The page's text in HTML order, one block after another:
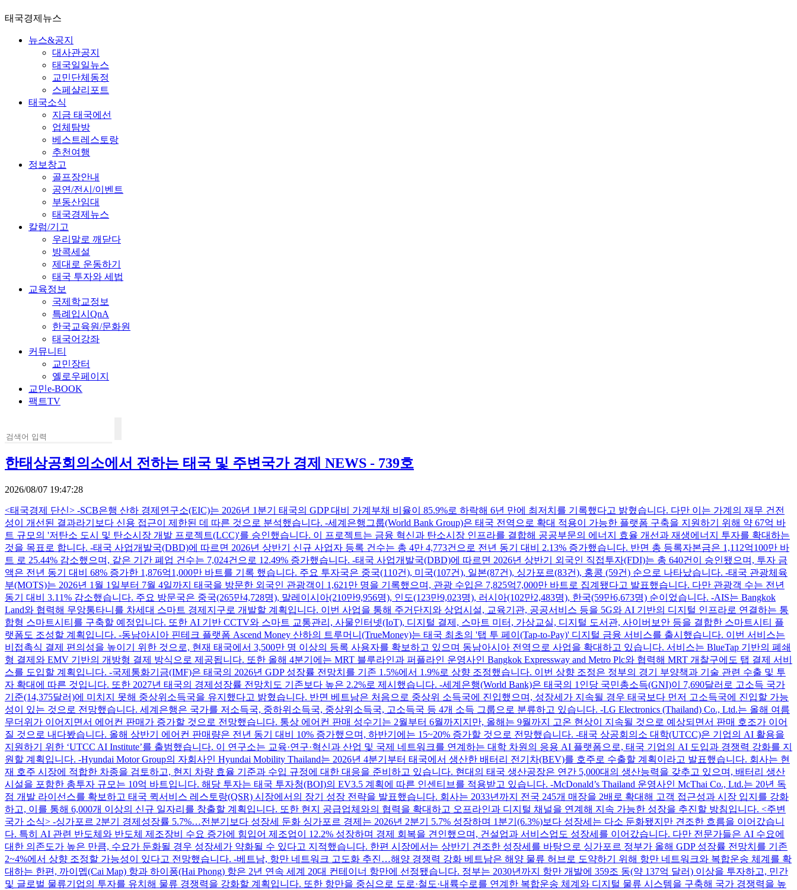
태국경제뉴스
뉴스&공지
대사관공지
태국일일뉴스
교민단체동정
스페샬리포트
태국소식
지금 태국에선
업체탐방
베스트레스토랑
추천여행
정보창고
골프장안내
공연/전시/이벤트
부동산임대
태국경제뉴스
칼럼/기고
우리말로 깨닫다
방콕세설
제대로 운동하기
태국 투자와 세법
교육정보
국제학교정보
특례입시QnA
한국교육원/문화원
태국어강좌
커뮤니티
교민장터
옐로우페이지
교민e-BOOK
팩트TV
한태상공회의소에서 전하는 태국 및 주변국가 경제 NEWS - 739호
2026/08/07 19:47:28
<태국경제 단신> -SCB은행 산하 경제연구소(EIC)는 2026년 1분기 태국의 GDP 대비 가계부채 비율이 85.9%로 하락해 6년 만에 최저치를 기록했다고 밝혔습니다. 다만 이는 가계의 재무 건전
성이 개선된 결과라기보다 신용 접근이 제한된 데 따른 것으로 분석했습니다. -세계은행그룹(World Bank Group)은 태국 전역으로 확대 적용이 가능한 플랫폼 구축을 지원하기 위해 약 67억 바
트 규모의 '저탄소 도시 및 탄소시장 개발 프로젝트(LCC)'를 승인했습니다. 이 프로젝트는 금융 혁신과 탄소시장 인프라를 결합해 공공부문의 에너지 효율 개선과 재생에너지 투자를 확대하는
것을 목표로 합니다. -태국 사업개발국(DBD)에 따르면 2026년 상반기 신규 사업자 등록 건수는 총 4만 4,773건으로 전년 동기 대비 2.13% 증가했습니다. 반면 총 등록자본금은 1,112억100만 바
트 로 25.44% 감소했으며, 같은 기간 폐업 건수는 7,024건으로 12.49% 증가했습니다. -태국 사업개발국(DBD)에 따르면 2026년 상반기 외국인 직접투자(FDI)는 총 640건이 승인됐으며, 투자 금
액은 전년 동기 대비 68% 증가한 1,876억1,000만 바트를 기록 했습니다. 주요 투자국은 중국(110건), 미국(107건), 일본(87건), 싱가포르(83건), 홍콩 (59건) 순으로 나타났습니다. -태국 관광체육
부(MOTS)는 2026년 1월 1일부터 7월 4일까지 태국을 방문한 외국인 관광객이 1,621만 명을 기록했으며, 관광 수입은 7,825억7,000만 바트로 집계됐다고 발표했습니다. 다만 관광객 수는 전년
동기 대비 3.11% 감소했습니다. 주요 방문국은 중국(265만4,728명), 말레이시아(210만9,956명), 인도(123만9,023명), 러시아(102만2,483명), 한국(59만6,673명) 순이었습니다. -AIS는 Bangkok
Land와 협력해 무앙통타니를 차세대 스마트 경제지구로 개발할 계획입니다. 이번 사업을 통해 주거단지와 상업시설, 교육기관, 공공서비스 등을 5G와 AI 기반의 디지털 인프라로 연결하는 통
합형 스마트시티를 구축할 예정입니다. 또한 AI 기반 CCTV와 스마트 교통관리, 사물인터넷(IoT), 디지털 결제, 스마트 미터, 가상교실, 디지털 도서관, 사이버보안 등을 결합한 스마트시티 플
랫폼도 조성할 계획입니다. -동남아시아 핀테크 플랫폼 Ascend Money 산하의 트루머니(TrueMoney)는 태국 최초의 '탭 투 페이(Tap-to-Pay)' 디지털 금융 서비스를 출시했습니다. 이번 서비스는
비접촉식 결제 편의성을 높이기 위한 것으로, 현재 태국에서 3,500만 명 이상의 등록 사용자를 확보하고 있으며 동남아시아 전역으로 사업을 확대하고 있습니다. 서비스는 BlueTap 기반의 폐쇄
형 결제와 EMV 기반의 개방형 결제 방식으로 제공됩니다. 또한 올해 4분기에는 MRT 블루라인과 퍼플라인 운영사인 Bangkok Expressway and Metro Plc와 협력해 MRT 개찰구에도 탭 결제 서비
스를 도입할 계획입니다. -국제통화기금(IMF)은 태국의 2026년 GDP 성장률 전망치를 기존 1.5%에서 1.9%로 상향 조정했습니다. 이번 상향 조정은 정부의 경기 부양책과 기술 관련 수출 및 투
자 확대에 따른 것입니다. 또한 2027년 태국의 경제성장률 전망치도 기존보다 높은 2.2%로 제시했습니다. -세계은행(World Bank)은 태국의 1인당 국민총소득(GNI)이 7,690달러로 고소득 국가
기준(14,375달러)에 미치지 못해 중상위소득국을 유지했다고 밝혔습니다. 반면 베트남은 처음으로 중상위 소득국에 진입했으며, 성장세가 지속될 경우 태국보다 먼저 고소득국에 진입할 가능
성이 있는 것으로 전망했습니다. 세계은행은 국가를 저소득국, 중하위소득국, 중상위소득국, 고소득국 등 4개 소득 그룹으로 분류하고 있습니다. -LG Electronics (Thailand) Co., Ltd.는 올해 여름
무더위가 이어지면서 에어컨 판매가 증가할 것으로 전망했습니다. 통상 에어컨 판매 성수기는 2월부터 6월까지지만, 올해는 9월까지 고온 현상이 지속될 것으로 예상되면서 판매 호조가 이어
질 것으로 내다봤습니다. 올해 상반기 에어컨 판매량은 전년 동기 대비 10% 증가했으며, 하반기에는 15~20% 증가할 것으로 전망했습니다. -태국 상공회의소 대학(UTCC)은 기업의 AI 활용을
지원하기 위한 ‘UTCC AI Institute’를 출범했습니다. 이 연구소는 교육·연구·혁신과 산업 및 국제 네트워크를 연계하는 대학 차원의 응용 AI 플랫폼으로, 태국 기업의 AI 도입과 경쟁력 강화를 지
원할 계획입니다. -Hyundai Motor Group의 자회사인 Hyundai Mobility Thailand는 2026년 4분기부터 태국에서 생산한 배터리 전기차(BEV)를 호주로 수출할 계획이라고 발표했습니다. 회사는 현
재 호주 시장에 적합한 차종을 검토하고, 현지 차량 효율 기준과 수입 규정에 대한 대응을 준비하고 있습니다. 현대의 태국 생산공장은 연간 5,000대의 생산능력을 갖추고 있으며, 배터리 생산
시설을 포함한 총투자 규모는 10억 바트입니다. 해당 투자는 태국 투자청(BOI)의 EV3.5 계획에 따른 인센티브를 적용받고 있습니다. -McDonald’s Thailand 운영사인 McThai Co., Ltd.는 20년 독
점 개발 라이선스를 확보하고 태국 퀵서비스 레스토랑(QSR) 시장에서의 장기 성장 전략을 발표했습니다. 회사는 2033년까지 전국 245개 매장을 2배로 확대해 고객 접근성과 시장 입지를 강화
하고, 이를 통해 6,000개 이상의 신규 일자리를 창출할 계획입니다. 또한 현지 공급업체와의 협력을 확대하고 오프라인과 디지털 채널을 연계해 지속 가능한 성장을 추진할 방침입니다. <주변
국가 소식> -싱가포르 2분기 경제성장률 5.7%…전분기보다 성장세 둔화 싱가포르 경제는 2026년 2분기 5.7% 성장하며 1분기(6.3%)보다 성장세는 다소 둔화됐지만 견조한 흐름을 이어갔습니
다. 특히 AI 관련 반도체와 반도체 제조장비 수요 증가에 힘입어 제조업이 12.2% 성장하며 경제 회복을 견인했으며, 건설업과 서비스업도 성장세를 이어갔습니다. 다만 전문가들은 AI 수요에
대한 의존도가 높은 만큼, 수요가 둔화될 경우 성장세가 약화될 수 있다고 지적했습니다. 한편 시장에서는 상반기 견조한 성장세를 바탕으로 싱가포르 정부가 올해 GDP 성장률 전망치를 기존
2~4%에서 상향 조정할 가능성이 있다고 전망했습니다. -베트남, 항만 네트워크 고도화 추진…해양 경쟁력 강화 베트남은 해양 물류 허브로 도약하기 위해 항만 네트워크와 복합운송 체계를 확
대하는 한편, 까이멥(Cai Map) 항과 하이퐁(Hai Phong) 항은 2년 연속 세계 20대 컨테이너 항만에 선정됐습니다. 정부는 2030년까지 항만 개발에 359조 동(약 137억 달러) 이상을 투자하고, 민간
및 글로벌 물류기업의 투자를 유치해 물류 경쟁력을 강화할 계획입니다. 또한 항만을 중심으로 도로·철도·내륙수로를 연계한 복합운송 체계와 디지털 물류 시스템을 구축해 국가 경쟁력을 높